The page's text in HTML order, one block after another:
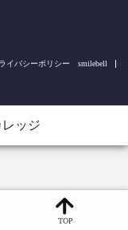
イバシーポリシー smilebell
TOP
ッジ